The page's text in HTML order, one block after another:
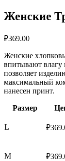
Женские
₽369.00
Женские
впитывают влагу
позволяет
максимальный
нанесен принт.
Размер
L ₽
M ₽